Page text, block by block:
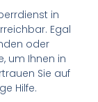
in
Egal
oder
um Ihnen in
Sie auf
Hilfe.